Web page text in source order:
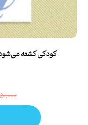
کودکی کشته